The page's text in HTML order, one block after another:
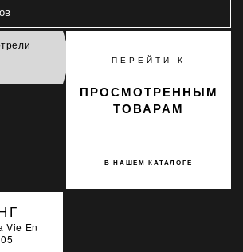
ПЕРЕЙТИ К
В НАШЕМ КАТАЛОГЕ
ПРОСМОТРЕННЫМ
ТОВАРАМ
Vie En